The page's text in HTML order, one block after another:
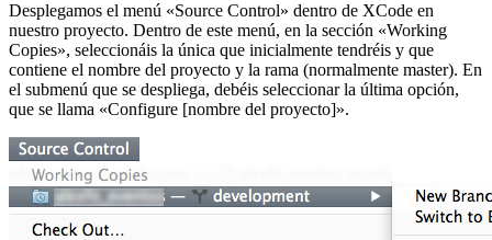
Desplegamos el menú «Source Control» dentro de XCode en
nuestro proyecto. Dentro de este menú, en la sección «Working
Copies», seleccionáis la única que inicialmente tendréis y que
contiene el nombre del proyecto y la rama (normalmente master). En
el submenú que se despliega, debéis seleccionar la última opción,
que se llama «Configure [nombre del proyecto]».